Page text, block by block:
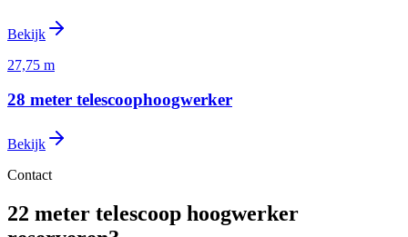
Bekijk
27,75 m
28 meter telescoophoogwerker
Bekijk
Contact
22 meter telescoop hoogwerker